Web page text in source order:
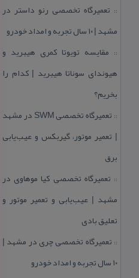
:: تعمیرگاه تخصصی رنو داستر در
مشهد | ۱۰ سال تجربه و امداد خودرو
:: مقایسه تویوتا كمری هیبرید و
هیوندای سوناتا هیبرید | كدام را
بخریم؟
::
تعمیرگاه تخصصی SWM در مشهد
| تعمیر موتور، گیربكس و عیب‌یابی
برق
:: تعمیرگاه تخصصی كیا موهاوی در
مشهد | عیب‌یابی و تعمیر موتور و
تعلیق بادی
:: تعمیرگاه تخصصی چری در مشهد |
۱۰ سال تجربه و امداد خودرو